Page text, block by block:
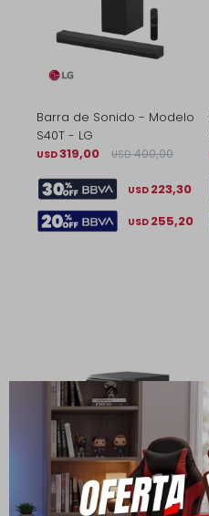
Barra de Sonido - Modelo
S40T - LG
USD319,00 USD 400,00
USD 223,30
USD 255,20